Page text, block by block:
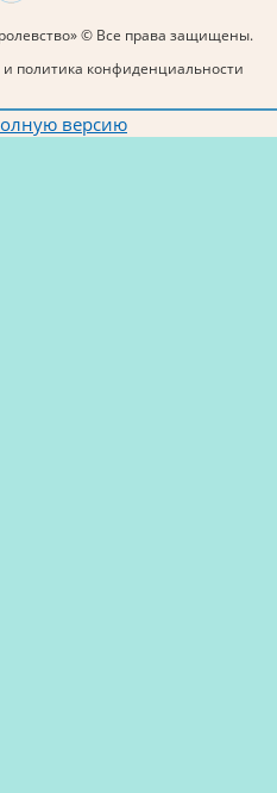
© Все права защищены.
политика конфиденциальности
версию